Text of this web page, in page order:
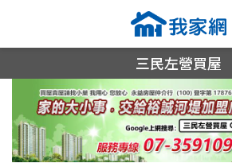
縣市
不限
區域
縣市
不限
區域
縣市
不限
區域
三民左營買屋